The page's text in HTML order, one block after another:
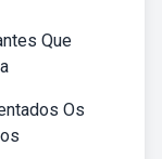
Que
Os